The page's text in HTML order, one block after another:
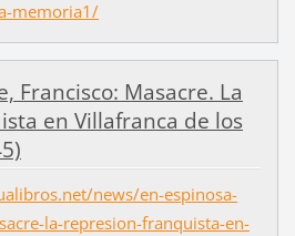
memoria1/
Francisco: Masacre. La
en Villafranca de los
news/en-espinosa-
la-represion-franquista-en-